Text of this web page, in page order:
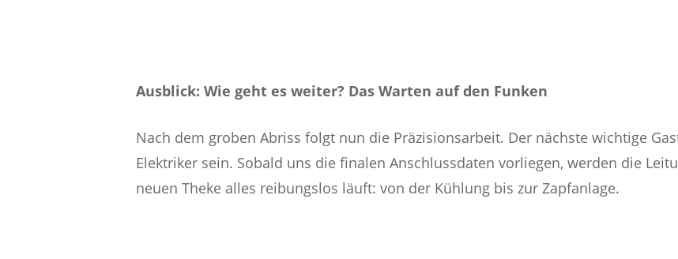
Ausblick: Wie geht es weiter? Das Warten auf den Funken
Nach dem groben Abriss folgt nun die Präzisionsarbeit. Der nächste wichtige
Elektriker sein. Sobald uns die finalen Anschlussdaten vorliegen, werden die
neuen Theke alles reibungslos läuft: von der Kühlung bis zur Zapfanlage.